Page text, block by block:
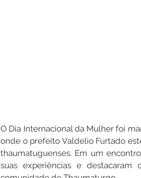
O Dia Internacional da Mulher foi
onde o prefeito Valdelio Furtado
thaumatuguenses. Em um
suas experiências e